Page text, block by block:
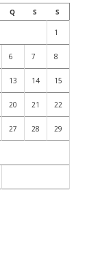
Q S S
1
6 7 8
13 14 15
20 21 22
27 28 29